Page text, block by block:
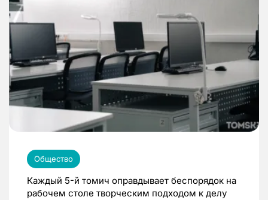
Общество
Каждый 5-й томич оправдывает беспорядок на
рабочем столе творческим подходом к делу